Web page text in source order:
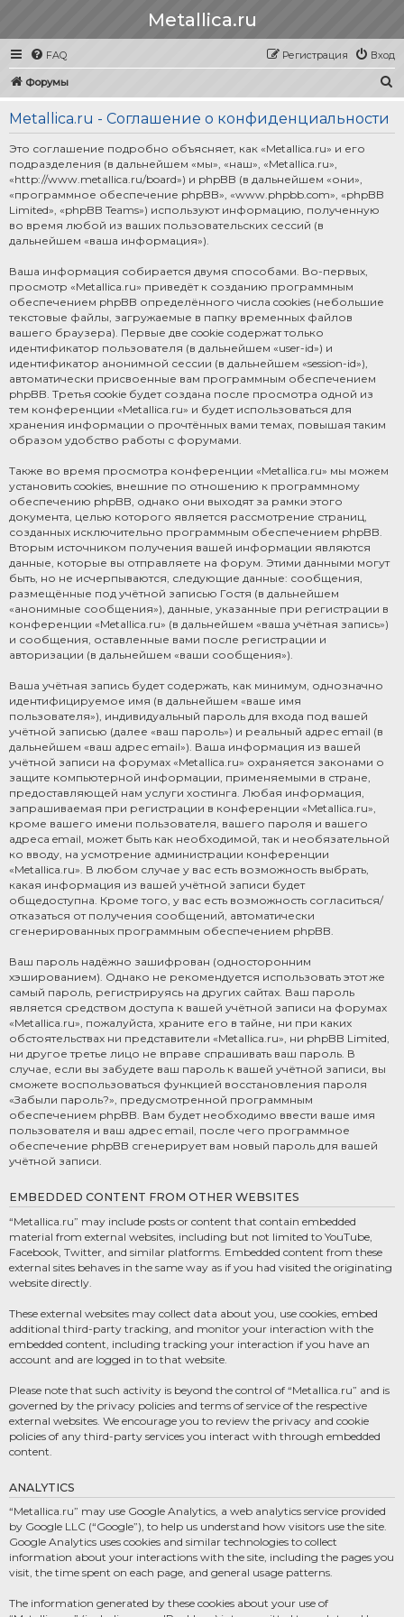
Metallica.ru
FAQ Вход
Регистрация
Форумы
Metallica.ru - Соглашение о конфиденциальности
Это соглашение подробно объясняет, как «Metallica.ru» и его
подразделения (в дальнейшем «мы», «наш», «Metallica.ru»,
«http://www.metallica.ru/board») и phpBB (в дальнейшем «они»,
«программное обеспечение phpBB», «www.phpbb.com», «phpBB
Limited», «phpBB Teams») используют информацию, полученную
во время любой из ваших пользовательских сессий (в
дальнейшем «ваша информация»).
Ваша информация собирается двумя способами. Во-первых,
просмотр «Metallica.ru» приведёт к созданию программным
обеспечением phpBB определённого числа cookies (небольшие
текстовые файлы, загружаемые в папку временных файлов
вашего браузера). Первые две cookie содержат только
идентификатор пользователя (в дальнейшем «user-id») и
идентификатор анонимной сессии (в дальнейшем «session-id»),
автоматически присвоенные вам программным обеспечением
phpBB. Третья cookie будет создана после просмотра одной из
тем конференции «Metallica.ru» и будет использоваться для
хранения информации о прочтённых вами темах, повышая таким
образом удобство работы с форумами.
Также во время просмотра конференции «Metallica.ru» мы можем
установить cookies, внешние по отношению к программному
обеспечению phpBB, однако они выходят за рамки этого
документа, целью которого является рассмотрение страниц,
созданных исключительно программным обеспечением phpBB.
Вторым источником получения вашей информации являются
данные, которые вы отправляете на форум. Этими данными могут
быть, но не исчерпываются, следующие данные: сообщения,
размещённые под учётной записью Гостя (в дальнейшем
«анонимные сообщения»), данные, указанные при регистрации в
конференции «Metallica.ru» (в дальнейшем «ваша учётная запись»)
и сообщения, оставленные вами после регистрации и
авторизации (в дальнейшем «ваши сообщения»).
Ваша учётная запись будет содержать, как минимум, однозначно
идентифицируемое имя (в дальнейшем «ваше имя
пользователя»), индивидуальный пароль для входа под вашей
учётной записью (далее «ваш пароль») и реальный адрес email (в
дальнейшем «ваш адрес email»). Ваша информация из вашей
учётной записи на форумах «Metallica.ru» охраняется законами о
защите компьютерной информации, применяемыми в стране,
предоставляющей нам услуги хостинга. Любая информация,
запрашиваемая при регистрации в конференции «Metallica.ru»,
кроме вашего имени пользователя, вашего пароля и вашего
адреса email, может быть как необходимой, так и необязательной
ко вводу, на усмотрение администрации конференции
«Metallica.ru». В любом случае у вас есть возможность выбрать,
какая информация из вашей учётной записи будет
общедоступна. Кроме того, у вас есть возможность согласиться/
отказаться от получения сообщений, автоматически
сгенерированных программным обеспечением phpBB.
Ваш пароль надёжно зашифрован (односторонним
хэшированием). Однако не рекомендуется использовать этот же
самый пароль, регистрируясь на других сайтах. Ваш пароль
является средством доступа к вашей учётной записи на форумах
«Metallica.ru», пожалуйста, храните его в тайне, ни при каких
обстоятельствах ни представители «Metallica.ru», ни phpBB Limited,
ни другое третье лицо не вправе спрашивать ваш пароль. В
случае, если вы забудете ваш пароль к вашей учётной записи, вы
сможете воспользоваться функцией восстановления пароля
«Забыли пароль?», предусмотренной программным
обеспечением phpBB. Вам будет необходимо ввести ваше имя
пользователя и ваш адрес email, после чего программное
обеспечение phpBB сгенерирует вам новый пароль для вашей
учётной записи.
EMBEDDED CONTENT FROM OTHER WEBSITES
“Metallica.ru” may include posts or content that contain embedded
material from external websites, including but not limited to YouTube,
Facebook, Twitter, and similar platforms. Embedded content from these
external sites behaves in the same way as if you had visited the originating
website directly.
These external websites may collect data about you, use cookies, embed
additional third-party tracking, and monitor your interaction with the
embedded content, including tracking your interaction if you have an
account and are logged in to that website.
Please note that such activity is beyond the control of “Metallica.ru” and is
governed by the privacy policies and terms of service of the respective
external websites. We encourage you to review the privacy and cookie
policies of any third-party services you interact with through embedded
content.
ANALYTICS
“Metallica.ru” may use Google Analytics, a web analytics service provided
by Google LLC (“Google”), to help us understand how visitors use the site.
Google Analytics uses cookies and similar technologies to collect
information about your interactions with the site, including the pages you
visit, the time spent on each page, and general usage patterns.
The information generated by these cookies about your use of